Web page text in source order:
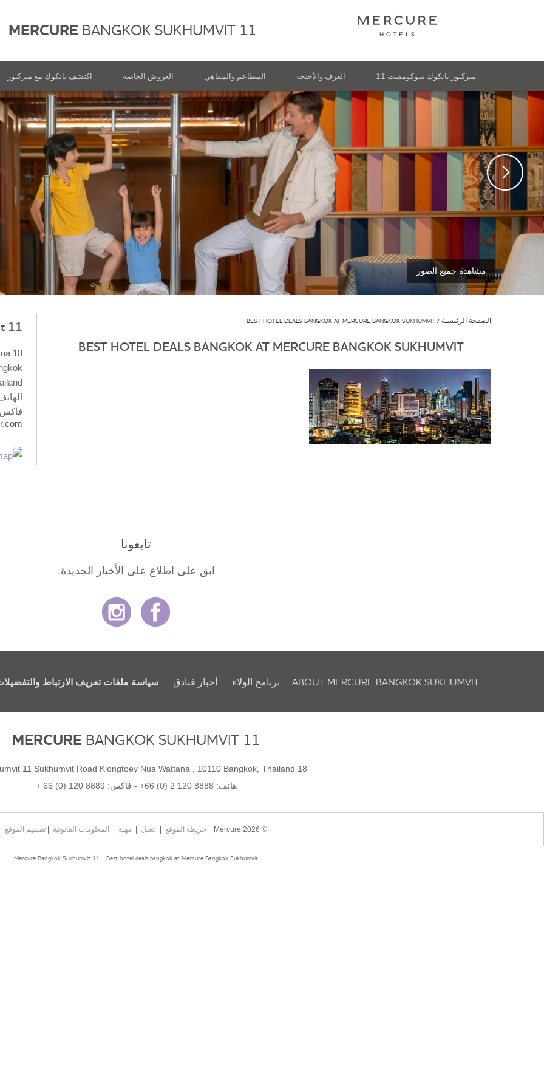
MERCURE BANGKOK SUKHUMVIT 11
ميركيور بانكوك سوكومفيت 11 الغرف والأجنحة المطاعم والمقاهي العروض الخاصة اكتشف بانكوك مع ميركيور
مشاهدة جميع الصور
الصفحة الرئيسية BEST HOTEL DEALS BANGKOK AT MERCURE BANGKOK SUKHUMVIT
BEST HOTEL DEALS BANGKOK AT MERCURE BANGKOK SUKHUMVIT
الهاتف: +66 (0)
فاكس:+ 66 (0)
تابعونا
ابق على اطلاع على الأخبار الجديدة.
ABOUT MERCURE BANGKOK SUKHUMVIT برنامج الولاء أخبار فنادق سياسة ملفات تعريف الارتباط
MERCURE BANGKOK SUKHUMVIT 11
18 Soi Sukhumvit 11 Sukhumvit Road Klongtoey Nua Wattana , 10110 Bangkok, Thailand
هاتف: +66 (0) 2 120 8888 - فاكس: + 66 (0) 120 8889
© 2026 Mercure | خريطة الموقع اتصل مهنة المعلومات القانونية تصميم الموقع
Mercure Bangkok Sukhumvit 11 - Best hotel deals bangkok at Mercure Bangkok Sukhumvit